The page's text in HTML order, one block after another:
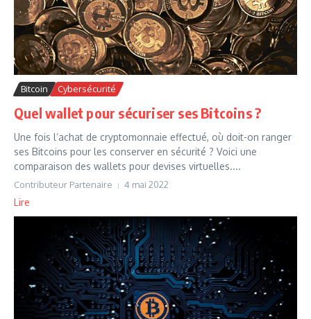
Bitcoin Cybersécurité
Quel wallet pour sécuriser ses Bitcoins ?
Une fois l’achat de cryptomonnaie effectué, où doit-on ranger
ses Bitcoins pour les conserver en sécurité ? Voici une
comparaison des wallets pour devises virtuelles....
Contributeur Partenaire 4 mai 2022
Lire